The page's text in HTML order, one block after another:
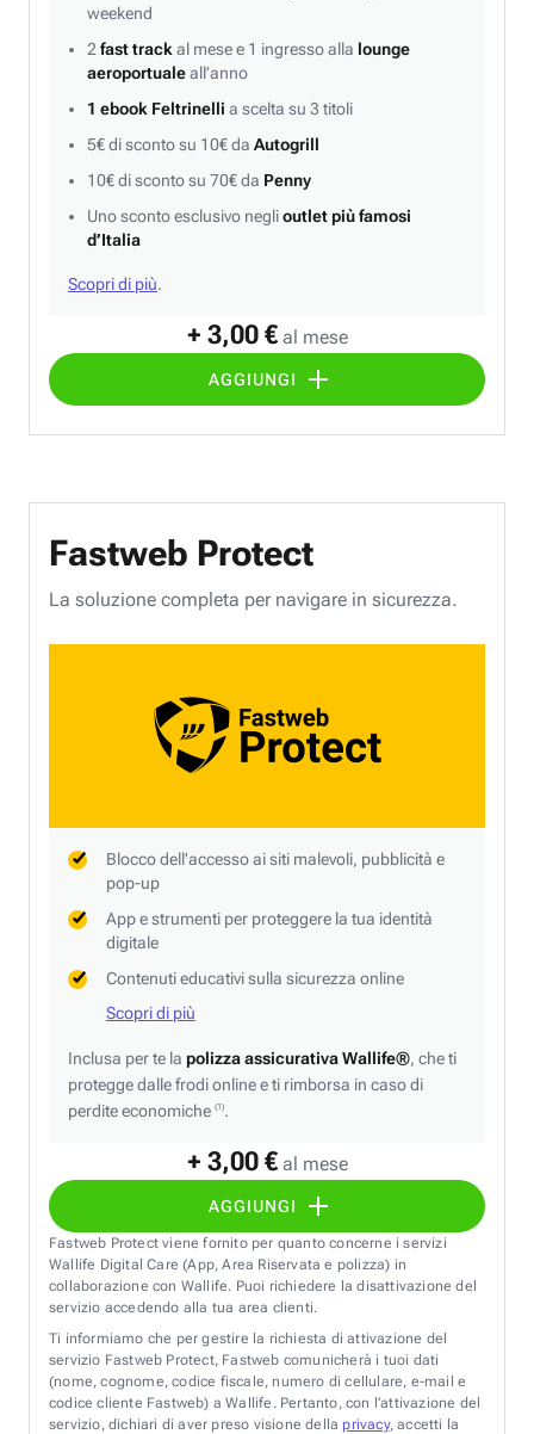
+ 3,00 € al mese
AGGIUNGI
weekend
2 fast track al mese e 1 ingresso alla lounge
aeroportualeall’anno
1 ebook Feltrinelli a scelta su 3 titoli
5€ di sconto su 10€ da Autogrill
10€ di sconto su 70€ da Penny
Uno sconto esclusivo neglioutlet più famosi
d’Italia
Scopri di più.
Fastweb Protect
+ 3,00 € al mese
AGGIUNGI
La soluzione completa per navigare in sicurezza.
Blocco dell'accesso ai siti malevoli, pubblicità e
pop-up
App e strumenti per proteggere la tua identità
digitale
Contenuti educativi sulla sicurezza online
Scopri di più
Inclusa per te la polizza assicurativa Wallife®, che ti
protegge dalle frodi online e ti rimborsa in caso di
perdite economiche (1).
Fastweb Protect viene fornito per quanto concerne i servizi
Wallife Digital Care (App, Area Riservata e polizza) in
collaborazione con Wallife. Puoi richiedere la disattivazione del
servizio accedendo alla tua area clienti.
Ti informiamo che per gestire la richiesta di attivazione del
servizio Fastweb Protect, Fastweb comunicherà i tuoi dati
(nome, cognome, codice fiscale, numero di cellulare, e-mail e
codice cliente Fastweb) a Wallife. Pertanto, con l’attivazione del
servizio, dichiari di aver preso visione della privacy, accetti la